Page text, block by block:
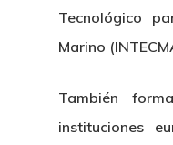
Tecnológico
Marino
También
instituciones